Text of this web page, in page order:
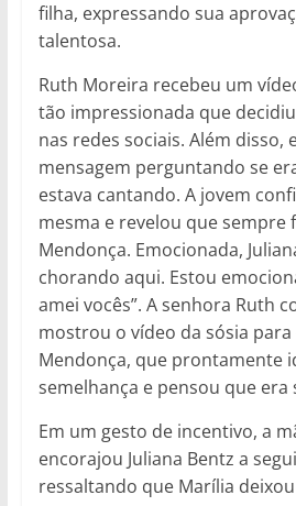
filha, expressando sua
talentosa.
Ruth Moreira recebeu um
tão impressionada que
nas redes sociais. Além disso,
mensagem perguntando se
estava cantando. A jovem
mesma e revelou que sempre
Mendonça. Emocionada,
chorando aqui. Estou
amei vocês”. A senhora Ruth
mostrou o vídeo da sósia
Mendonça, que prontamente
semelhança e pensou que era
Em um gesto de incentivo, a
encorajou Juliana Bentz a
ressaltando que Marília